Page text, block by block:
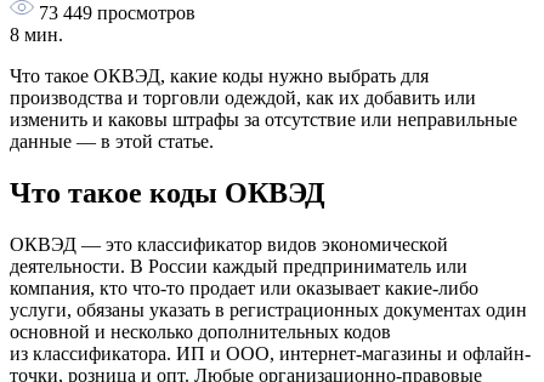
73 449 просмотров
8 мин.
Что такое ОКВЭД, какие коды нужно выбрать для
производства и торговли одеждой, как их добавить или
изменить и каковы штрафы за отсутствие или неправильные
данные — в этой статье.
Что такое коды ОКВЭД
ОКВЭД — это классификатор видов экономической
деятельности. В России каждый предприниматель или
компания, кто что-то продает или оказывает какие-либо
услуги, обязаны указать в регистрационных документах один
основной и несколько дополнительных кодов
из классификатора. ИП и ООО, интернет-магазины и офлайн-
точки, розница и опт. Любые организационно-правовые